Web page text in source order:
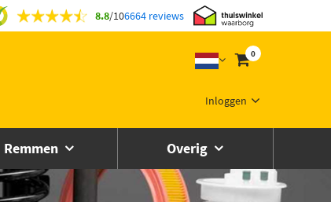
8.8/106664 reviews
0
Inloggen
Remmen Overig